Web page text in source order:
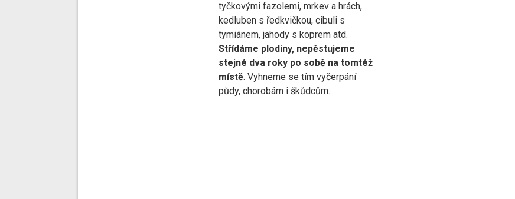
tyčkovými fazolemi, mrkev a hrách,
kedluben s ředkvičkou, cibuli s
tymiánem, jahody s koprem atd.
Střídáme plodiny, nepěstujeme
stejné dva roky po sobě na tomtéž
místě. Vyhneme se tím vyčerpání
půdy, chorobám i škůdcům.